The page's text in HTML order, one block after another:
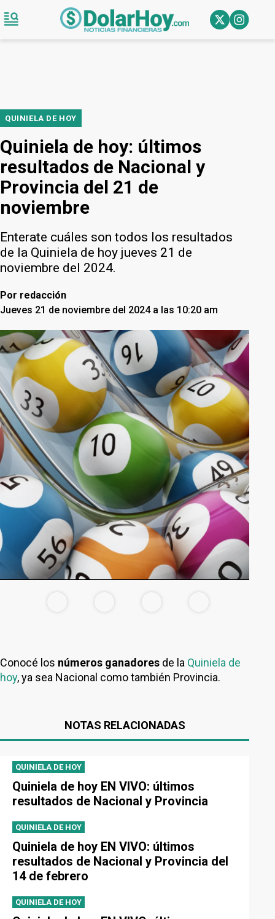
QUINIELA DE HOY
Quiniela de hoy: últimos
resultados de Nacional y
Provincia del 21 de
noviembre
Enterate cuáles son todos los resultados
de la Quiniela de hoy jueves 21 de
noviembre del 2024.
Por redacción
Jueves 21 de noviembre del 2024 a las 10:20 am
Conocé los números ganadores de la Quiniela de
hoy, ya sea Nacional como también Provincia.
NOTAS RELACIONADAS
QUINIELA DE HOY
Quiniela de hoy EN VIVO: últimos
resultados de Nacional y Provincia
QUINIELA DE HOY
Quiniela de hoy EN VIVO: últimos
resultados de Nacional y Provincia del
14 de febrero
QUINIELA DE HOY